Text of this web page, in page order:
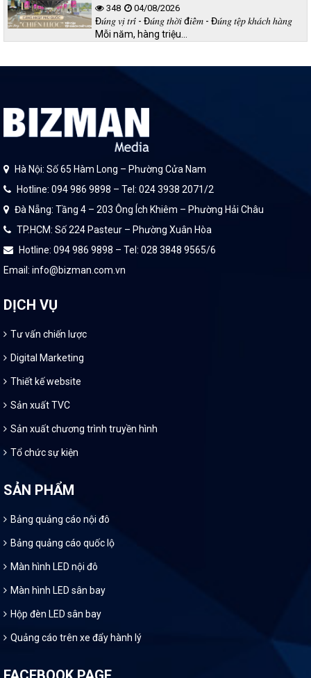
CHẤT LƯỢNG
348 04/08/2026
Đ𝑢́𝑛𝑔 𝑣𝑖̣ 𝑡𝑟𝑖́ - Đ𝑢́𝑛𝑔 𝑡ℎ𝑜̛̀𝑖 đ𝑖𝑒̂̉𝑚 - Đ𝑢́𝑛𝑔 𝑡𝑒̣̂𝑝 𝑘ℎ𝑎́𝑐ℎ ℎ𝑎̀𝑛𝑔
Mỗi năm, hàng triệu…
Hà Nội: Số 65 Hàm Long – Phường Cửa Nam
Hotline: 094 986 9898 – Tel: 024 3938 2071/2
Đà Nẵng: Tầng 4 – 203 Ông Ích Khiêm – Phường Hải Châu
TP.HCM: Số 224 Pasteur – Phường Xuân Hòa
Hotline: 094 986 9898 – Tel: 028 3848 9565/6
Email: info@bizman.com.vn
DỊCH VỤ
Tư vấn chiến lược
Digital Marketing
Thiết kế website
Sản xuất TVC
Sản xuất chương trình truyền hình
Tổ chức sự kiện
SẢN PHẨM
Bảng quảng cáo nội đô
Bảng quảng cáo quốc lộ
Màn hình LED nội đô
Màn hình LED sân bay
Hộp đèn LED sân bay
Quảng cáo trên xe đẩy hành lý